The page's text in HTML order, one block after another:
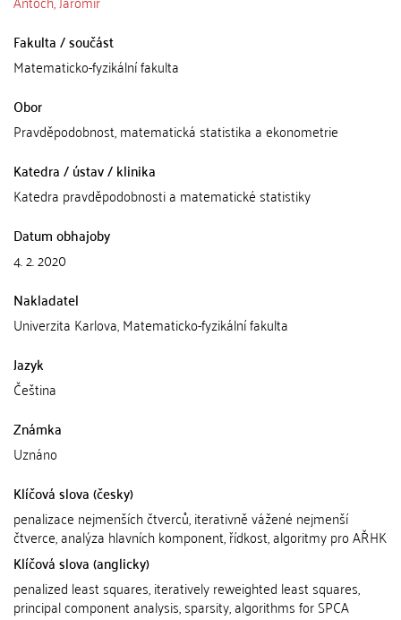
Fakulta / součást
Matematicko-fyzikální fakulta
Obor
Pravděpodobnost, matematická statistika a ekonometrie
Katedra / ústav / klinika
Katedra pravděpodobnosti a matematické statistiky
Datum obhajoby
4. 2. 2020
Nakladatel
Univerzita Karlova, Matematicko-fyzikální fakulta
Jazyk
Čeština
Známka
Uznáno
Klíčová slova (česky)
penalizace nejmenších čtverců, iterativně vážené nejmenší
čtverce, analýza hlavních komponent, řídkost, algoritmy pro AŘHK
Klíčová slova (anglicky)
penalized least squares, iteratively reweighted least squares,
principal component analysis, sparsity, algorithms for SPCA